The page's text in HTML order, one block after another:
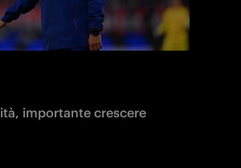
importante crescere